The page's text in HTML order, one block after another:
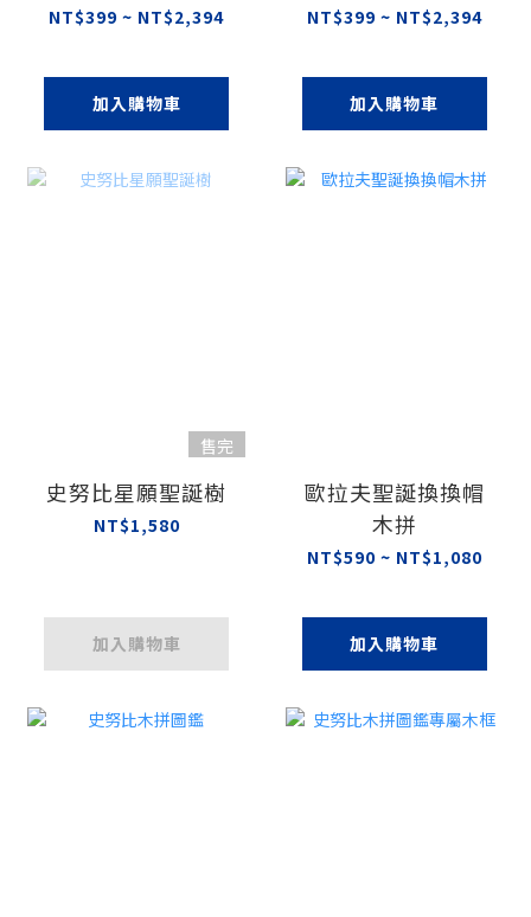
NT$399 ~ NT$2,394
加入購物車
NT$399 ~ NT$2,394
加入購物車
售完
史努比星願聖誕樹
NT$1,580
加入購物車
歐拉夫聖誕換換帽
木拼
NT$590 ~ NT$1,080
加入購物車